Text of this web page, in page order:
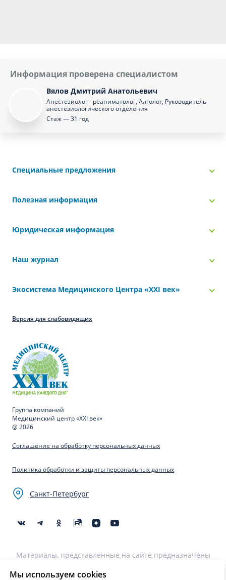
Информация проверена специалистом
Вялов Дмитрий Анатольевич
Анестезиолог - реаниматолог, Алголог, Руководитель
анестезиологического отделения
Стаж — 31 год
Специальные предложения
Полезная информация
Юридическая информация
Наш журнал
Экосистема Медицинского Центра «‎XXI век»
Версия для слабовидящих
Группа компаний
Медицинский центр «XXI век»
@ 2026
Соглашение на обработку персональных данных
Политика обработки и защиты персональных данных
Санкт-Петербург
Материалы, представленные на сайте предназначены
использованы для постановки диагноза, назначения
Мы используем cookies